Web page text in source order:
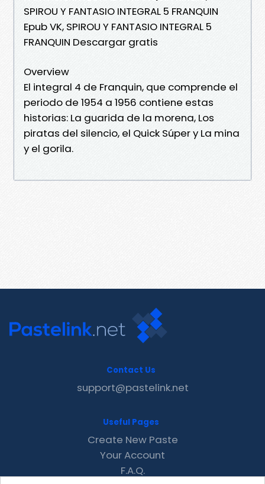
SPIROU Y FANTASIO INTEGRAL 5 FRANQUIN
Epub VK, SPIROU Y FANTASIO INTEGRAL 5
FRANQUIN Descargar gratis
Overview
El integral 4 de Franquin, que comprende el
periodo de 1954 a 1956 contiene estas
historias: La guarida de la morena, Los
piratas del silencio, el Quick Súper y La mina
y el gorila.
Contact Us
support@pastelink.net
Useful Pages
Create New Paste
Your Account
F.A.Q.